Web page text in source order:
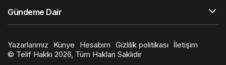
Gündeme Dair
Yazarlarımız Künye Hesabım Gizlilik politikası
İletişim
© Telif Hakkı 2026, Tüm Hakları Saklıdır